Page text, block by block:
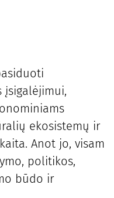
įsigalėjimui,
ekosistemų ir
Anot jo, visam
politikos,
būdo ir